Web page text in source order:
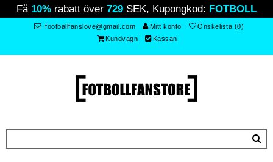
Få 10% rabatt över 729 SEK, Kupongkod: FOTBOLL
footballfanslove@gmail.com Mitt konto
Önskelista (0)
Kundvagn
Kassan